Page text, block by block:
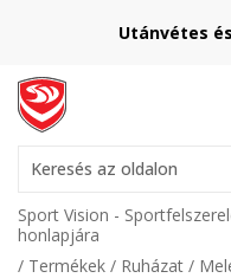
Utánvétes
Keresés az oldalon
Sport Vision -
honlapjára
Termékek
Ruházat